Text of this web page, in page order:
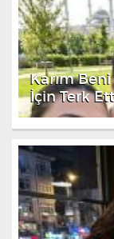
Karım Beni
İçin Terk